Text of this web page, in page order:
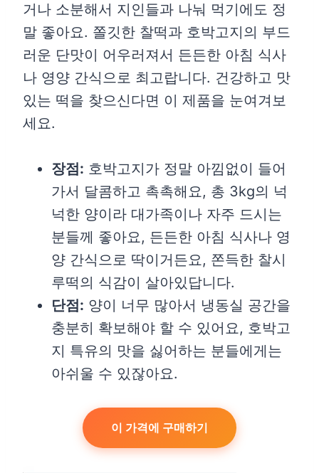
거나 소분해서 지인들과 나눠 먹기에도 정
말 좋아요. 쫄깃한 찰떡과 호박고지의 부드
러운 단맛이 어우러져서 든든한 아침 식사
나 영양 간식으로 최고랍니다. 건강하고 맛
있는 떡을 찾으신다면 이 제품을 눈여겨보
세요.
장점: 호박고지가 정말 아낌없이 들어
가서 달콤하고 촉촉해요, 총 3kg의 넉
넉한 양이라 대가족이나 자주 드시는
분들께 좋아요, 든든한 아침 식사나 영
양 간식으로 딱이거든요, 쫀득한 찰시
루떡의 식감이 살아있답니다.
단점: 양이 너무 많아서 냉동실 공간을
충분히 확보해야 할 수 있어요, 호박고
지 특유의 맛을 싫어하는 분들에게는
아쉬울 수 있잖아요.
이 가격에 구매하기